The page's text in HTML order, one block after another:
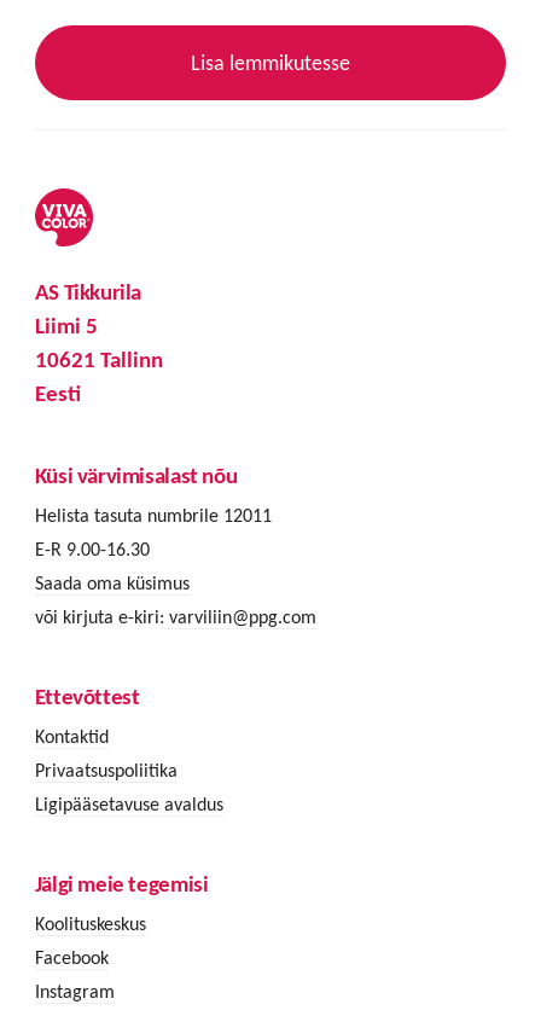
Lisa lemmikutesse
AS Tikkurila
Liimi 5
10621 Tallinn
Eesti
Küsi värvimisalast nõu
Helista tasuta numbrile 12011
E-R 9.00-16.30
Saada oma küsimus
või kirjuta e-kiri: varviliin@ppg.com
Ettevõttest
Kontaktid
Privaatsuspoliitika
Ligipääsetavuse avaldus
Jälgi meie tegemisi
Koolituskeskus
Facebook
Instagram